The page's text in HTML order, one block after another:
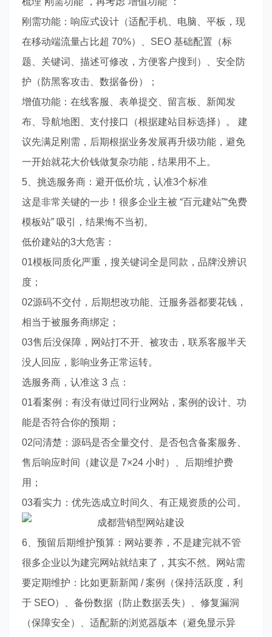
刚需功能：响应式设计（适配手机、电脑、平板，现
在移动端流量占比超 70%）、SEO 基础配置（标
题、关键词、描述可修改，方便客户搜到）、安全防
护（防黑客攻击、数据备份）；
增值功能：在线客服、表单提交、留言板、新闻发
布、导航地图、支付接口（根据建站目标选择）。 建
议先满足刚需，后期根据业务发展再升级功能，避免
一开始就花大价钱做复杂功能，结果用不上。
5、挑选服务商：避开低价坑，认准3个标准
这是非常关键的一步！很多企业主被 “百元建站”“免费
模板站” 吸引，结果悔不当初。
低价建站的3大危害：
01模板同质化严重，搜关键词全是同款，品牌没辨识
度；
02源码不交付，后期想改功能、迁服务器都要花钱，
相当于被服务商绑定；
03售后没保障，网站打不开、被攻击，联系客服半天
没人回应，影响业务正常运转。
选服务商，认准这 3 点：
01看案例：有没有做过同行业网站，案例的设计、功
能是否符合你的预期；
02问清楚：源码是否全量交付、是否包含备案服务、
售后响应时间（建议是 7×24 小时）、后期维护费
用；
03看实力：优先选成立时间久、有正规资质的公司。
6、预留后期维护预算：网站要养，不是建完就不管
很多企业以为建完网站就结束了，其实不然。网站需
要定期维护：比如更新新闻 / 案例（保持活跃度，利
于 SEO）、备份数据（防止数据丢失）、修复漏洞
（保障安全）、适配新的浏览器版本（避免显示异